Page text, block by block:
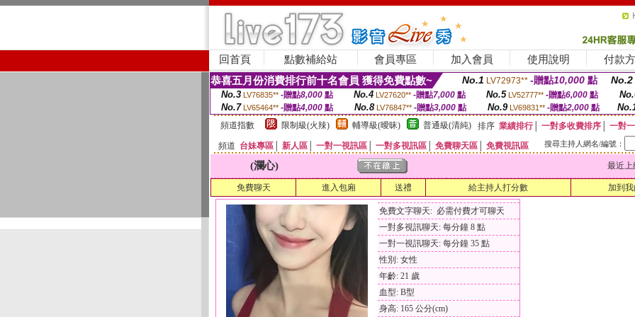
回首頁 點數補給站 會員專區 加入會員 使用說明 付款
恭喜五月份消費排行前十名會員 獲得免費點數~ No.1 LV72973** -贈點10,000 點 No.2
No.3 LV76835** -贈點8,000點 No.4 LV27620** -贈點7,000點 No.5 LV52777** -贈點6,000點
No.7 LV65464** -贈點4,000 點 No.8 LV76847** -贈點3,000 點 No.9 LV69831** -贈點2,000點
頻道指數 限制級(火辣) 輔導級(曖昧) 普通級(清純) 排序 業績排行│ 一對多收費排序
一對
頻道 台妹專區 新人區 一對一視訊區 一對多視訊區 免費聊天區 免費視訊區 搜尋主持人網名/編號：
(瀾心) 最近上
免費聊天 進入包廂 送禮 給主持人打分數 加到
免費文字聊天: 必需付費才可聊天
一對多視訊聊天: 每分鐘 8 點
一對一視訊聊天: 每分鐘 35 點
性別: 女性
年齡: 21 歲
血型: B型
身高: 165 公分(cm)